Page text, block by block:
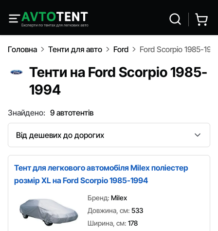
Головна Тенти для авто Ford Ford Scorpio 1985-
Тенти на Ford Scorpio 1985-
1994
Знайдено: 9 автотентів
Сортування
Тент для легкового автомобіля Milex поліестер
розмір XL на Ford Scorpio 1985-1994
Бренд: Milex
Довжина, см: 533
Ширина, см: 178